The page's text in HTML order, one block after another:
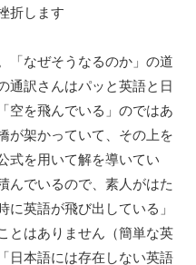
折します
「なぜそうなるのか」の道
通訳さんはパッと英語と日
空を飛んでいる」のではあ
が架かっていて、その上を
式を用いて解を導いてい
んでいるので、素人がはた
英語が飛び出している」
とはありません（簡単な英
日本語には存在しない英語